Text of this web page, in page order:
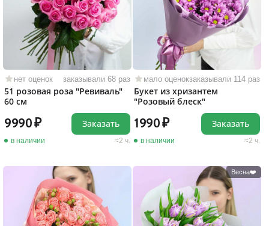
нет оценок заказывали 68 раз
51 розовая роза "Ревиваль"
60 см
9990
в наличии 2 ч.
Заказать
мало оценокзаказывали 114 раз
Букет из хризантем
"Розовый блеск"
1990
в наличии 2 ч.
Заказать
Весна❤️